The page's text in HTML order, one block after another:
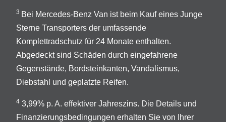
3 Bei Mercedes-Benz Van ist beim Kauf eines Junge
Sterne Transporters der umfassende
Komplettradschutz für 24 Monate enthalten.
Abgedeckt sind Schäden durch eingefahrene
Gegenstände, Bordsteinkanten, Vandalismus,
Diebstahl und geplatzte Reifen.
4 3,99% p. A. effektiver Jahreszins. Die Details und
Finanzierungsbedingungen erhalten Sie von Ihrer